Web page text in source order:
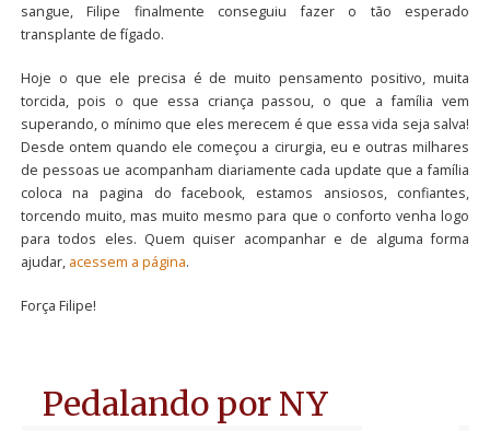
sangue, Filipe finalmente conseguiu fazer o tão esperado
transplante de fígado.
Hoje o que ele precisa é de muito pensamento positivo, muita
torcida, pois o que essa criança passou, o que a família vem
superando, o mínimo que eles merecem é que essa vida seja salva!
Desde ontem quando ele começou a cirurgia, eu e outras milhares
de pessoas ue acompanham diariamente cada update que a família
coloca na pagina do facebook, estamos ansiosos, confiantes,
torcendo muito, mas muito mesmo para que o conforto venha logo
para todos eles. Quem quiser acompanhar e de alguma forma
ajudar, acessem a página.
Força Filipe!
Pedalando por NY